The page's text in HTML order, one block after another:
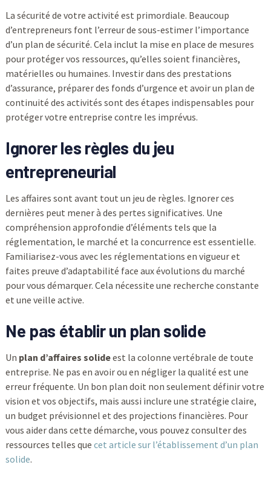
La sécurité de votre activité est primordiale. Beaucoup
d’entrepreneurs font l’erreur de sous-estimer l’importance
d’un plan de sécurité. Cela inclut la mise en place de mesures
pour protéger vos ressources, qu’elles soient financières,
matérielles ou humaines. Investir dans des prestations
d’assurance, préparer des fonds d’urgence et avoir un plan de
continuité des activités sont des étapes indispensables pour
protéger votre entreprise contre les imprévus.
Ignorer les règles du jeu
entrepreneurial
Les affaires sont avant tout un jeu de règles. Ignorer ces
dernières peut mener à des pertes significatives. Une
compréhension approfondie d’éléments tels que la
réglementation, le marché et la concurrence est essentielle.
Familiarisez-vous avec les réglementations en vigueur et
faites preuve d’adaptabilité face aux évolutions du marché
pour vous démarquer. Cela nécessite une recherche constante
et une veille active.
Ne pas établir un plan solide
Un plan d’affaires solideest la colonne vertébrale de toute
entreprise. Ne pas en avoir ou en négliger la qualité est une
erreur fréquente. Un bon plan doit non seulement définir votre
vision et vos objectifs, mais aussi inclure une stratégie claire,
un budget prévisionnel et des projections financières. Pour
vous aider dans cette démarche, vous pouvez consulter des
ressources telles que cet article sur l’établissement d’un plan
solide.